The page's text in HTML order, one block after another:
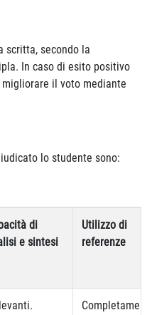
scritta, secondo la
In caso di esito positivo
il voto mediante
lo studente sono:
di
e sintesi
Utilizzo di
referenze